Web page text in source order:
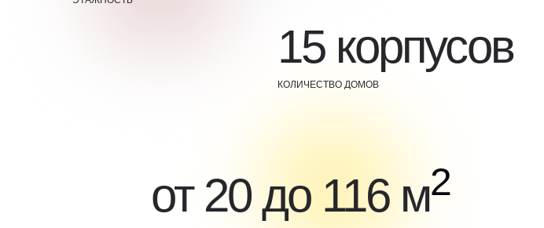
15 корпусов
КОЛИЧЕСТВО ДОМОВ
от 20 до 116 м2